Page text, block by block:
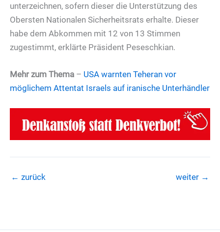
unterzeichnen, sofern dieser die Unterstützung des
Obersten Nationalen Sicherheitsrats erhalte. Dieser
habe dem Abkommen mit 12 von 13 Stimmen
zugestimmt, erklärte Präsident Peseschkian.
Mehr zum Thema – USA warnten Teheran vor
möglichem Attentat Israels auf iranische Unterhändler
← zurück weiter →